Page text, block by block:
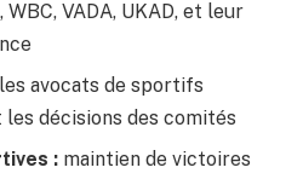
VADA, UKAD, et leur
les avocats de sportifs
décisions des comités
: maintien de victoires